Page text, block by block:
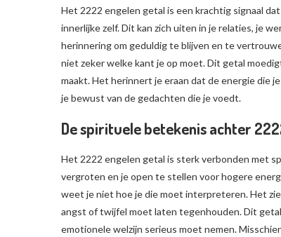
Het 2222 engelen getal is een krachtig signaal
innerlijke zelf. Dit kan zich uiten in je relaties, je
herinnering om geduldig te blijven en te
niet zeker welke kant je op moet. Dit getal
maakt. Het herinnert je eraan dat de energie die
je bewust van de gedachten die je voedt.
De spirituele betekenis achter
Het 2222 engelen getal is sterk verbonden met
vergroten en je open te stellen voor hogere
weet je niet hoe je die moet interpreteren. Het
angst of twijfel moet laten tegenhouden. Dit
emotionele welzijn serieus moet nemen.